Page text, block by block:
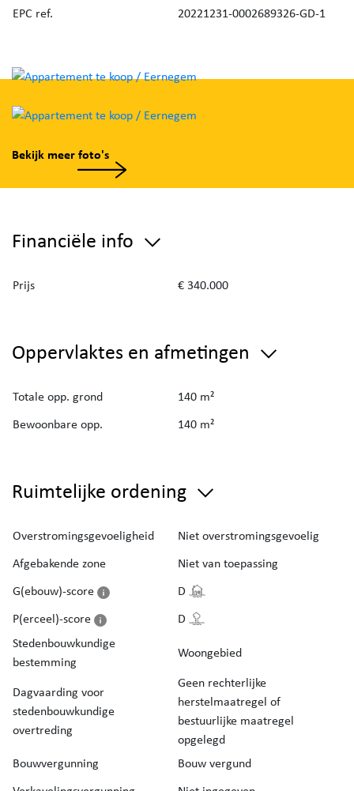
EPC ref. 20221231-0002689326-GD-1
Bekijk meer foto's
Financiële info
Prijs € 340.000
Oppervlaktes en afmetingen
Totale opp. grond
140 m²
Bewoonbare opp.
140 m²
Ruimtelijke ordening
Overstromingsgevoeligheid
Niet overstromingsgevoelig
Afgebakende zone
Niet van toepassing
G(ebouw)-score
D
P(erceel)-score
D
Stedenbouwkundige
bestemming
Woongebied
Dagvaarding voor
stedenbouwkundige
overtreding
Geen rechterlijke
herstelmaatregel of
bestuurlijke maatregel
opgelegd
Bouwvergunning
Bouw vergund